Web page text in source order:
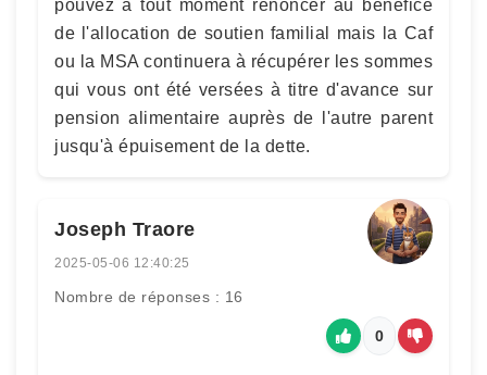
pouvez à tout moment renoncer au bénéfice
de l'allocation de soutien familial mais la Caf
ou la MSA continuera à récupérer les sommes
qui vous ont été versées à titre d'avance sur
pension alimentaire auprès de l'autre parent
jusqu'à épuisement de la dette.
Joseph Traore
2025-05-06 12:40:25
Nombre de réponses : 16
0